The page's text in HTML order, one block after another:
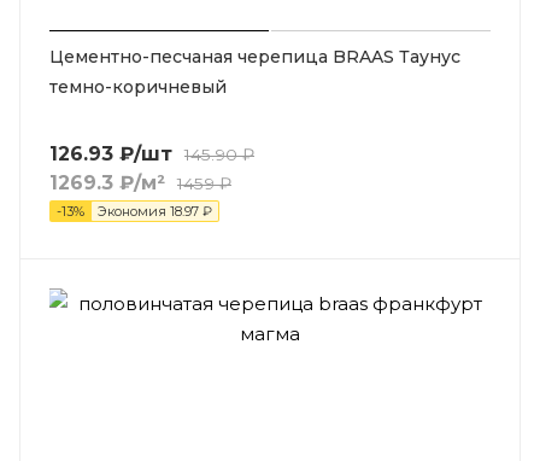
Цементно-песчаная черепица BRAAS Таунус
темно-коричневый
126.93 ₽/шт 145.90₽
1269.3 ₽/м² 1459 ₽
-13% Экономия 18.97 ₽